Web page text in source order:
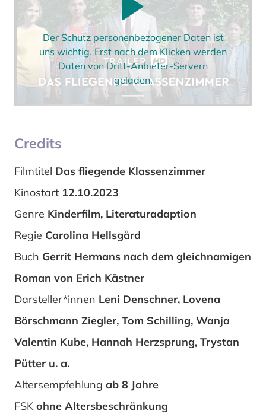
Der Schutz personenbezogener Daten ist
uns wichtig. Erst nach dem Klicken werden
Daten von Dritt-Anbieter-Servern
geladen.
Credits
Filmtitel Das fliegende Klassenzimmer
Kinostart 12.10.2023
Genre Kinderfilm, Literaturadaption
Regie Carolina Hellsgård
Buch Gerrit Hermans nach dem gleichnamigen
Roman von Erich Kästner
Darsteller*innen Leni Denschner, Lovena
Börschmann Ziegler, Tom Schilling, Wanja
Valentin Kube, Hannah Herzsprung, Trystan
Pütter u. a.
Altersempfehlung ab 8 Jahre
FSK ohne Altersbeschränkung